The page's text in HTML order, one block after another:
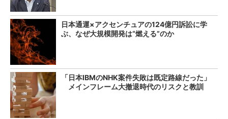
日本通運×アクセンチュアの124億円訴訟に学
ぶ、なぜ大規模開発は“燃える”のか
「日本IBMのNHK案件失敗は既定路線だった」
メインフレーム大撤退時代のリスクと教訓